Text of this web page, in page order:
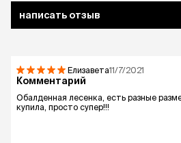
написать отзыв
Елизавета11/7/2021
Комментарий
Обалденная лесенка, есть разные
купила, просто супер!!!